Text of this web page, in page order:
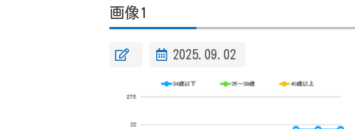
画像1
2025.09.02